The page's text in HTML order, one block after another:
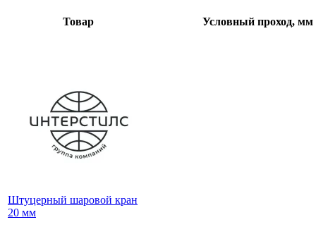
Товар Условный проход, мм
Штуцерный шаровой кран
20 мм